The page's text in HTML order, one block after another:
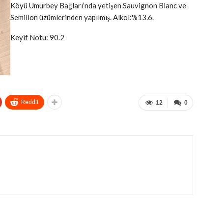
Köyü Umurbey Bağları’nda yetişen Sauvignon Blanc ve
Semillon üzümlerinden yapılmış. Alkol:%13.6.
Keyif Notu: 90.2
0
12
ReddIt